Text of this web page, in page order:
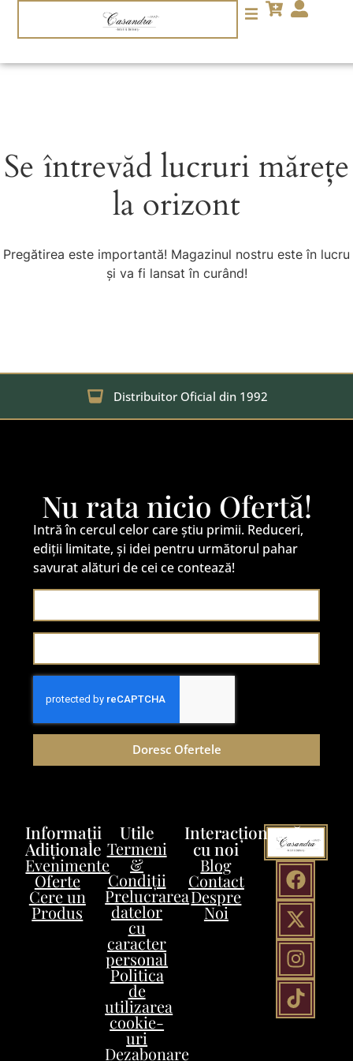
Se întrevăd lucruri mărețe
la orizont
Pregătirea este importantă! Magazinul nostru este în lucru
și va fi lansat în curând!
Distribuitor Oficial din 1992
Nu rata nicio Ofertă!
Intră în cercul celor care știu primii. Reduceri,
ediții limitate, și idei pentru următorul pahar
savurat alături de cei ce contează!
Doresc Ofertele
Interacționează
cu noi
Blog
Contact
Despre
Noi
Utile
Termeni
&
Condiții
Prelucrarea
datelor
cu
caracter
personal
Politica
de
utilizarea
cookie-
uri
Dezabonare
Informații
Adiționale
Evenimente
Oferte
Cere un
Produs